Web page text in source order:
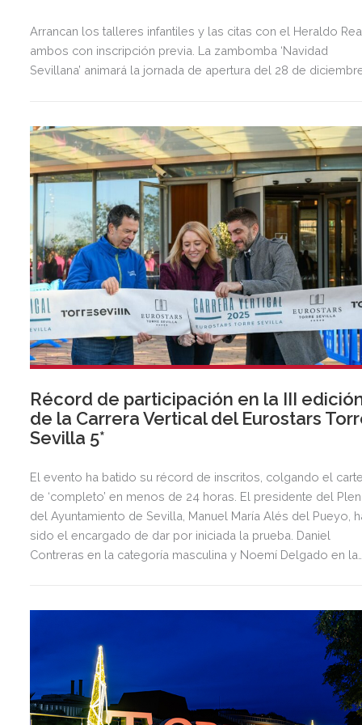
Arrancan los talleres infantiles y las citas con el Heraldo
ambos con inscripción previa. La zambomba ‘Navidad
Sevillana’ animará la jornada de apertura del 28 de
Récord de participación en la III
de la Carrera Vertical del Eurostars
Sevilla 5*
El evento ha batido su récord de inscritos, colgando el
de ‘completo’ en menos de 24 horas. El presidente del
del Ayuntamiento de Sevilla, Manuel María Alés del Pueyo,
sido el encargado de dar por iniciada la prueba. Daniel
Contreras en la categoría masculina y Noemí Delgado en la